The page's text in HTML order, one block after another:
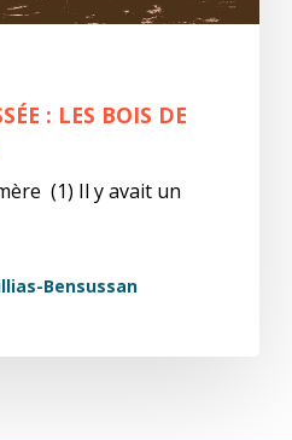
: LES BOIS DE
(1) Il y avait un
Bensussan